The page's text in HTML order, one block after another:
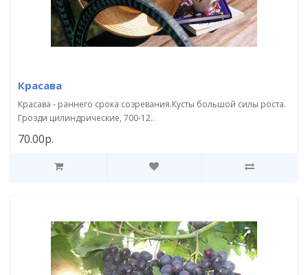
Красава
Красава - раннего срока созревания.Кусты большой силы роста.
Грозди цилиндрические, 700-12..
70.00р.